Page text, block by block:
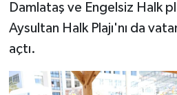
Damlataş ve Engelsiz Halk
Aysultan Halk Plajı'nı da
açtı.